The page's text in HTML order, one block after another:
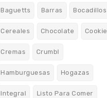
Baguetts Barras Bocadillos
Cereales Chocolate Cookie
Cremas Crumbl
Hamburguesas Hogazas
Integral Listo Para Comer